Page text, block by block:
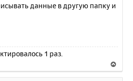
данные в другую папку и
1 раз.
е